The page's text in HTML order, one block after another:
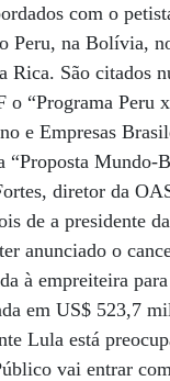
com o
Peru, na Bolívia,
Rica. São citados
o “Programa Peru
e Empresas
“Proposta Mundo-
diretor da
de a presidente
anunciado o
à empreiteira
em US$ 523,7
Lula está
vai entrar